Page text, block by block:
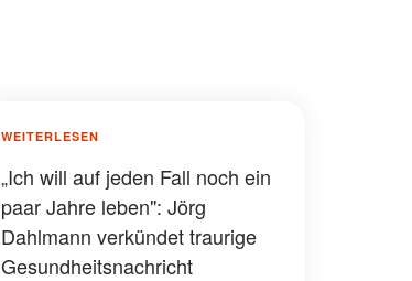
WEITERLESEN
„Ich will auf jeden Fall noch ein
paar Jahre leben": Jörg
Dahlmann verkündet traurige
Gesundheitsnachricht